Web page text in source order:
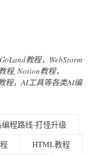
教程，WebStorm
程, Notion教程，
程，AI工具等各类AI编
程路线-打怪升级
HTML教程